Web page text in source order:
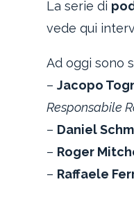
La serie di
vede qui
Ad oggi sono
–Jacopo
Responsabile
– Daniel
– Roger
– Raffaele